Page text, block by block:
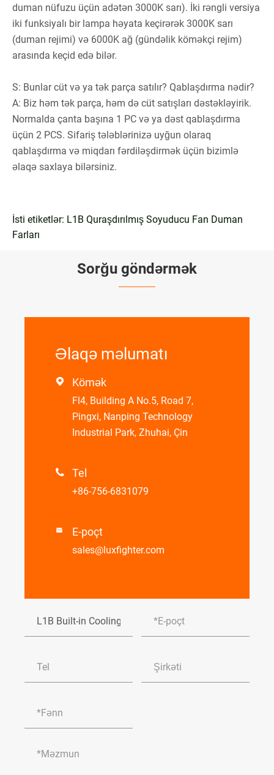
duman nüfuzu üçün adətən 3000K sarı). İki rəngli versiya
iki funksiyalı bir lampa həyata keçirərək 3000K sarı
(duman rejimi) və 6000K ağ (gündəlik köməkçi rejim)
arasında keçid edə bilər.
S: Bunlar cüt və ya tək parça satılır? Qablaşdırma nədir?
A: Biz həm tək parça, həm də cüt satışları dəstəkləyirik.
Normalda çanta başına 1 PC və ya dəst qablaşdırma
üçün 2 PCS. Sifariş tələblərinizə uyğun olaraq
qablaşdırma və miqdarı fərdiləşdirmək üçün bizimlə
əlaqə saxlaya bilərsiniz.
İsti etiketlər: L1B Quraşdırılmış Soyuducu Fan Duman
Farları
Sorğu göndərmək
Əlaqə məlumatı
 Kömək
Fl4, Building A No.5, Road 7,
Pingxi, Nanping Technology
Industrial Park, Zhuhai, Çin
 Tel
+86-756-6831079
 E-poçt
sales@luxfighter.com